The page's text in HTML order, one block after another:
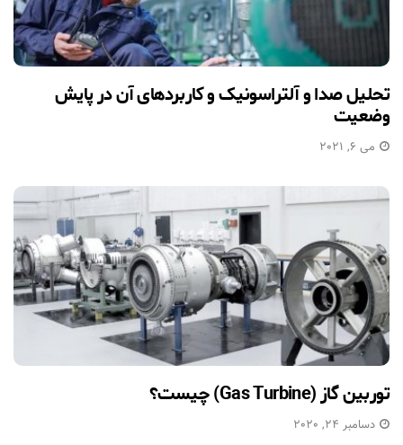
تحلیل صدا و آلتراسونیک و کاربردهای آن در پایش
وضعیت
می 6, 2021
توربین گاز (Gas Turbine) چیست؟
دسامبر 24, 2020